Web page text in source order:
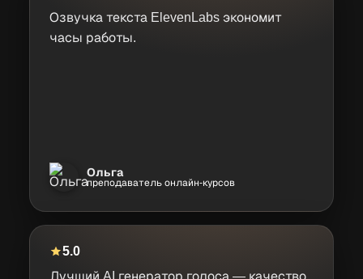
Озвучка текста ElevenLabs экономит
часы работы.
Ольга
преподаватель онлайн-курсов
5.0
Лучший AI генератор голоса — качество